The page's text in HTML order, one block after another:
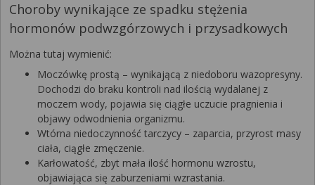
Choroby wynikające ze spadku stężenia
hormonów podwzgórzowych i przysadkowych
Można tutaj wymienić:
Moczówkę prostą – wynikającą z niedoboru wazopresyny.
Dochodzi do braku kontroli nad ilością wydalanej z
moczem wody, pojawia się ciągłe uczucie pragnienia i
objawy odwodnienia organizmu.
Wtórna niedoczynność tarczycy – zaparcia, przyrost masy
ciała, ciągłe zmęczenie.
Karłowatość, zbyt mała ilość hormonu wzrostu,
objawiająca się zaburzeniami wzrastania.